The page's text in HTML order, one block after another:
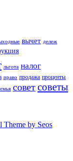
вычет дележ
льгота налог
право продажа проценты
советсоветы
Theme by Seos